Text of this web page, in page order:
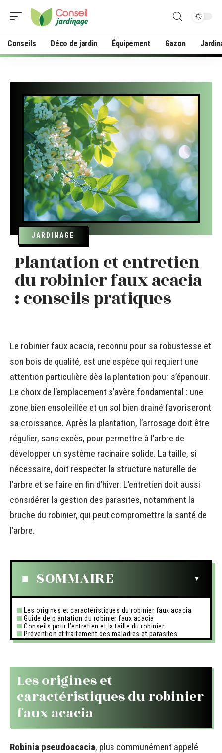
Conseils Déco de jardin Équipement Gazon
JARDINAGE
Plantation et entretien
du robinier faux acacia
: conseils pratiques
Le robinier faux acacia, reconnu pour sa robustesse et
son bois de qualité, est une espèce qui requiert une
attention particulière dès la plantation pour s’épanouir.
Le choix de l’emplacement s’avère fondamental : une
zone bien ensoleillée et un sol bien drainé favoriseront
sa croissance. Après la plantation, l’arrosage doit être
régulier, sans excès, pour permettre à l’arbre de
développer un système racinaire solide. La taille, si
nécessaire, doit respecter la structure naturelle de
l’arbre et se faire en fin d’hiver. L’entretien doit aussi
considérer la gestion des parasites, notamment la
bruche du robinier, qui peut compromettre la santé de
l’arbre.
SOMMAIRE
Les origines et caractéristiques du robinier faux acacia
Guide de plantation du robinier faux acacia
Conseils pour l’entretien et la taille du robinier
Prévention et traitement des maladies et parasites
Les origines et
caractéristiques du robinier
faux acacia
Robinia pseudoacacia, plus communément appelé